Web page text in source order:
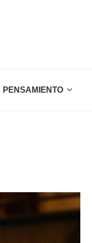
PENSAMIENTO